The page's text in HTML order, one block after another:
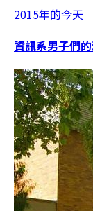
2015年的今天
資訊系男子們